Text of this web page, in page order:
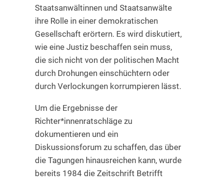
Staatsanwältinnen und Staatsanwälte
ihre Rolle in einer demokratischen
Gesellschaft erörtern. Es wird diskutiert,
wie eine Justiz beschaffen sein muss,
die sich nicht von der politischen Macht
durch Drohungen einschüchtern oder
durch Verlockungen korrumpieren lässt.
Um die Ergebnisse der
Richter*innenratschläge zu
dokumentieren und ein
Diskussionsforum zu schaffen, das über
die Tagungen hinausreichen kann, wurde
bereits 1984 die Zeitschrift Betrifft